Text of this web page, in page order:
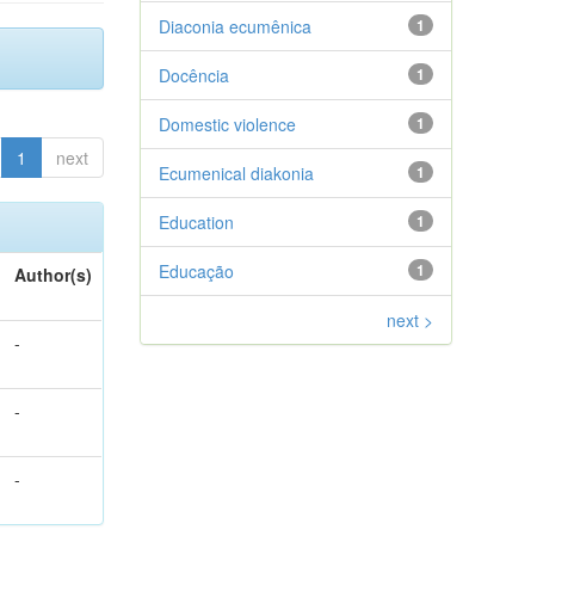
1 next
Author(s)
-
-
-
1
Diaconia ecumênica
1
Docência
1
Domestic violence
1
Ecumenical diakonia
1
Education
1
Educação
next >